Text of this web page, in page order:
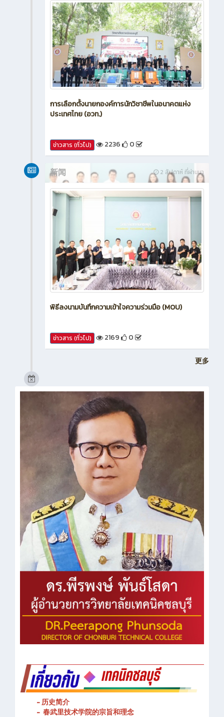
การเลือกตั้งนายกองค์การนักวิชาชีพในอนาคตแห่ง
ประเทศไทย (อวท.)
ข่าวสาร (ทั่วไป) 2236 0
2 สัปดาห์ ที่ผ่านมา
新闻
พิธีลงนามบันทึกความเข้าใจความร่วมมือ (MOU)
ข่าวสาร (ทั่วไป) 2169 0
更多
- 历史简介
- 春武里技术学院的宗旨和理念